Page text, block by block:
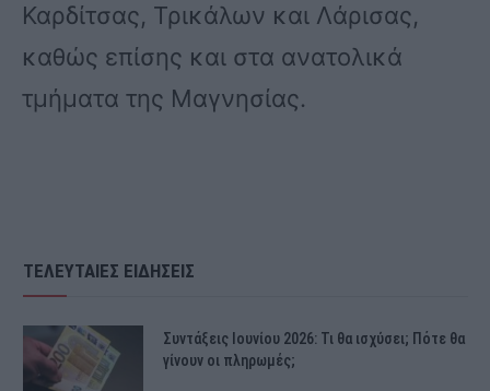
Καρδίτσας, Τρικάλων και Λάρισας,
καθώς επίσης και στα ανατολικά
τμήματα της Μαγνησίας.
ΤΕΛΕΥΤΑΙΕΣ ΕΙΔΗΣΕΙΣ
Συντάξεις Ιουνίου 2026: Τι θα ισχύσει; Πότε θα
γίνουν οι πληρωμές;